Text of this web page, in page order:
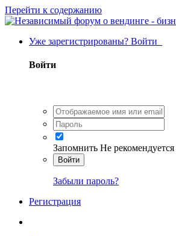
Перейти к содержанию
Уже зарегистрированы? Войти
Войти
Запомнить Не
Войти
Забыли пароль?
Регистрация